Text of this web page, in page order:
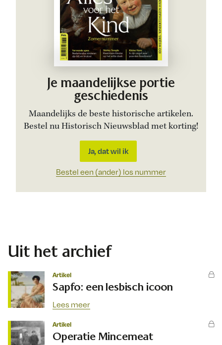
Je maandelijkse portie
geschiedenis
Maandelijks de beste historische artikelen.
Bestel nu Historisch Nieuwsblad met korting!
Ja, dat wil ik
Bestel een (ander) los nummer
Uit het archief
Artikel
Sapfo: een lesbisch icoon
Lees meer
Artikel
Operatie Mincemeat